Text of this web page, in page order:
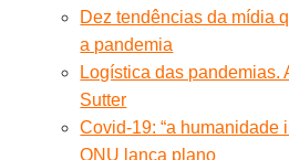
Dez tendências da mídia
a pandemia
Logística das pandemias.
Sutter
Covid-19: “a humanidade
ONU lança plano